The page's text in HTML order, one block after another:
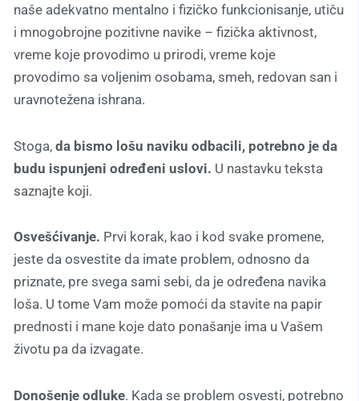
naše adekvatno mentalno i fizičko funkcionisanje, utiču
i mnogobrojne pozitivne navike – fizička aktivnost,
vreme koje provodimo u prirodi, vreme koje
provodimo sa voljenim osobama, smeh, redovan san i
uravnotežena ishrana.
Stoga, da bismo lošu naviku odbacili, potrebno je da
budu ispunjeni određeni uslovi. U nastavku teksta
saznajte koji.
Osvešćivanje. Prvi korak, kao i kod svake promene,
jeste da osvestite da imate problem, odnosno da
priznate, pre svega sami sebi, da je određena navika
loša. U tome Vam može pomoći da stavite na papir
prednosti i mane koje dato ponašanje ima u Vašem
životu pa da izvagate.
Donošenje odluke. Kada se problem osvesti, potrebno